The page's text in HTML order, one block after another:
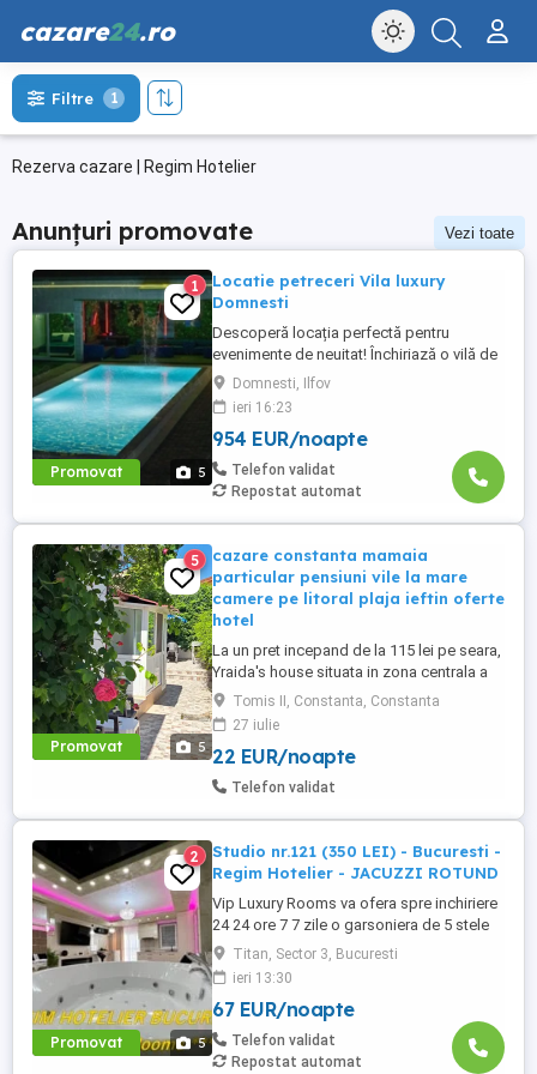
cazare24.ro
Rezerva cazare | Regim Hotelier
Filtre 1
Anunțuri promovate Vezi toate
Promovat 5
1
Locatie petreceri Vila luxury
Domnesti
Descoperă locația perfectă pentru
evenimente de neuitat! Închiriază o vilă de
lux special amenajată pentru petreceri
private, aniversări, botezuri, evenimente
corporate sau escapade cu prietenii.
Situată într-o zonă liniștită, dar ușor
accesibilă, casa dispune de: Spațiu
generos, modern mobilat Sistem ...
Domnesti, Ilfov
ieri 16:23
954 EUR/noapte
Telefon validat
Repostat automat
Promovat 5
5
cazare constanta mamaia
particular pensiuni vile la mare
camere pe litoral plaja ieftin oferte
hotel
La un pret incepand de la 115 lei pe seara,
Yraida's house situata in zona centrala a
orasului Constanta la 5 minute de mers pe
jos de plajile Constantei (Trei Papuci
Modern), langa bulevardul Mamaia ce
leaga gara autogara de statiunea Mamaia,
pe strada Dumbrava Rosie la numarul 30,
Tomis II, Constanta, Constanta
27 iulie
22 EUR/noapte
Telefon validat
Promovat 5
2
Studio nr.121 (350 LEI) - Bucuresti -
Regim Hotelier - JACUZZI ROTUND
Vip Luxury Rooms va ofera spre inchiriere
24 24 ore 7 7 zile o garsoniera de 5 stele
Luxoase cu un desing unic si deosebit in
Sector 3 Bucuresti . Garsoniera se alfa in
Complex Rezidential Nou . Acces Bariera
Monitorizare Video in Complex ( de la
Politia Locala Sector 3 ) Loc de parcare
PRIVAT in complex ...
Titan, Sector 3, Bucuresti
ieri 13:30
67 EUR/noapte
Telefon validat
Repostat automat